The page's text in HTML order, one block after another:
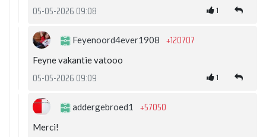
05-05-2026 09:08 1
Feyenoord4ever1908 +120707
Feyne vakantie vatooo
05-05-2026 09:09 1
addergebroed1 +57050
Merci!